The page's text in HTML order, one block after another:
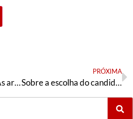
Programa Antivírus “As armas de Bolsonaro: militares, policiais e milicianos”
PRÓXIMA
Sobre a escolha do candidato petista em Campinas (SP)